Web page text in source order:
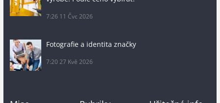
7:26 11 Čvc 2026
Fotografie a identita značky
7:20 27 Kvě 2026